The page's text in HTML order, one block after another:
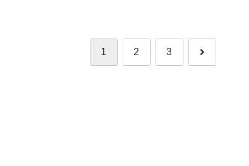
る偶然の事故によって他人を怪我させてし
まったり、他人の物を壊してしまった場合
に、法律上の損害賠償責任を補償してくれ
る保険です。保険に加入していれば、高額
ち度を証明することが難しい環
事中の事故において、被害を受
けることに大きく貢献します。
主義は、社会全体の安全と被害
場合なども補償対象となる場合がありま
いの方でも、賃貸住宅にお住まいの方すべ
てにとって、家財保険は安心安全な暮らし
る際にかかる費用は、弁護士の
わってきます。例えば、特定の
している弁護士や、経験豊富な
1 2 3 次